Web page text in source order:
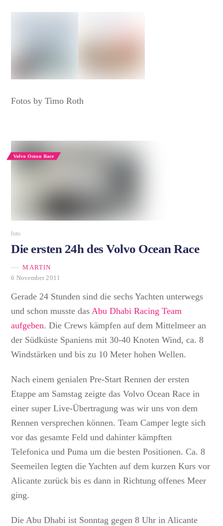
Fotos by Timo Roth
Volvo Ocean Race
foto
Die ersten 24h des Volvo Ocean Race
MARTIN
6 November 2011
Gerade 24 Stunden sind die sechs Yachten unterwegs
und schon musste dasAbu Dhabi Racing Team
aufgeben. Die Crews kämpfen auf dem Mittelmeer an
der Südküste Spaniens mit 30-40 Knoten Wind, ca. 8
Windstärken und bis zu 10 Meter hohen Wellen.
Nach einem genialen Pre-Start Rennen der ersten
Etappe am Samstag zeigte das Volvo Ocean Race in
einer super Live-Übertragung was wir uns von dem
Rennen versprechen können. Team Camper legte sich
vor das gesamte Feld und dahinter kämpften
Telefonica und Puma um die besten Positionen. Ca. 8
Seemeilen legten die Yachten auf dem kurzen Kurs vor
Alicante zurück bis es dann in Richtung offenes Meer
ging.
Die Abu Dhabi ist Sonntag gegen 8 Uhr in Alicante